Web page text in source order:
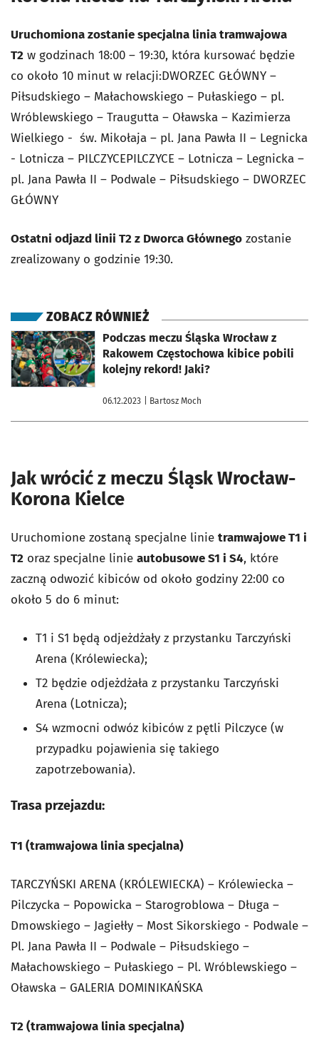
Uruchomiona zostanie specjalna linia tramwajowa
T2 w godzinach 18:00 – 19:30, która kursować będzie
co około 10 minut w relacji:DWORZEC GŁÓWNY –
Piłsudskiego – Małachowskiego – Pułaskiego – pl.
Wróblewskiego – Traugutta – Oławska – Kazimierza
Wielkiego - św. Mikołaja – pl. Jana Pawła II – Legnicka
- Lotnicza – PILCZYCEPILCZYCE – Lotnicza – Legnicka –
pl. Jana Pawła II – Podwale – Piłsudskiego – DWORZEC
GŁÓWNY
Ostatni odjazd linii T2 z Dworca Głównego zostanie
zrealizowany o godzinie 19:30.
ZOBACZ RÓWNIEŻ
Podczas meczu Śląska Wrocław z
Rakowem Częstochowa kibice pobili
kolejny rekord! Jaki?
06.12.2023 | Bartosz Moch
otworzy się w nowej karcie
Jak wrócić z meczu Śląsk Wrocław-
Korona Kielce
Uruchomione zostaną specjalne linie tramwajowe T1 i
T2 oraz specjalne linie autobusowe S1 i S4, które
zaczną odwozić kibiców od około godziny 22:00 co
około 5 do 6 minut:
T1 i S1 będą odjeżdżały z przystanku Tarczyński
Arena (Królewiecka);
T2 będzie odjeżdżała z przystanku Tarczyński
Arena (Lotnicza);
S4 wzmocni odwóz kibiców z pętli Pilczyce (w
przypadku pojawienia się takiego
zapotrzebowania).
Trasa przejazdu:
T1 (tramwajowa linia specjalna)
TARCZYŃSKI ARENA (KRÓLEWIECKA) – Królewiecka –
Pilczycka – Popowicka – Starogroblowa – Długa –
Dmowskiego – Jagiełły – Most Sikorskiego - Podwale –
Pl. Jana Pawła II – Podwale – Piłsudskiego –
Małachowskiego – Pułaskiego – Pl. Wróblewskiego –
Oławska – GALERIA DOMINIKAŃSKA
T2 (tramwajowa linia specjalna)